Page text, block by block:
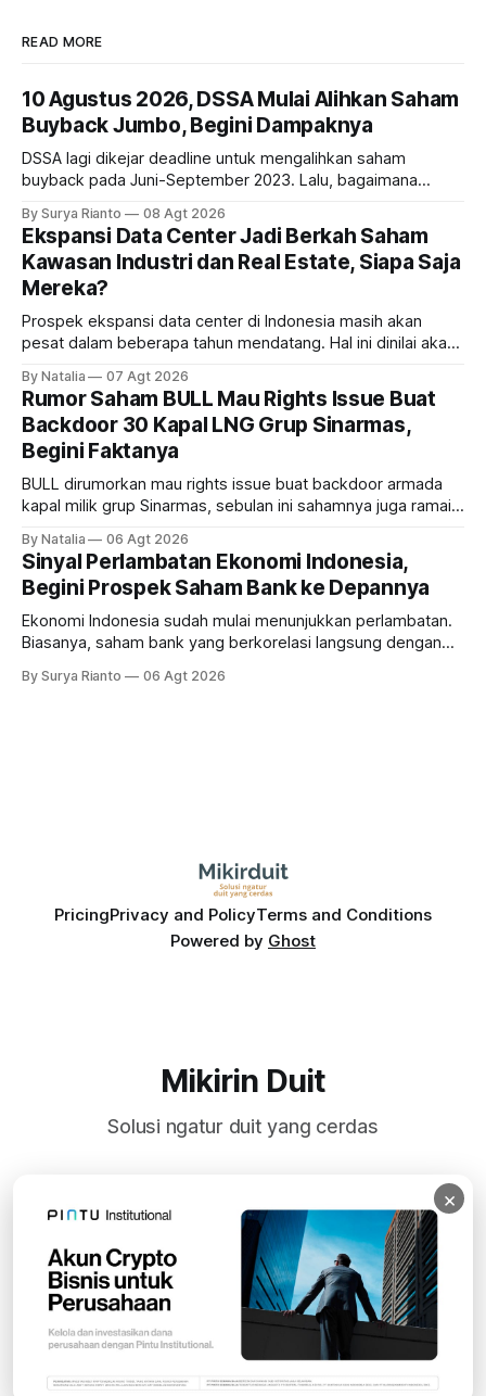
READ MORE
10 Agustus 2026, DSSA Mulai Alihkan Saham
Buyback Jumbo, Begini Dampaknya
DSSA lagi dikejar deadline untuk mengalihkan saham
buyback pada Juni-September 2023. Lalu, bagaimana
By Surya Rianto 08 Agt 2026
Ekspansi Data Center Jadi Berkah Saham
Kawasan Industri dan Real Estate, Siapa Saja
Mereka?
Prospek ekspansi data center di Indonesia masih akan
pesat dalam beberapa tahun mendatang. Hal ini dinilai akan
estate, ada siapa saja mereka?
By Natalia 07 Agt 2026
Rumor Saham BULL Mau Rights Issue Buat
Backdoor 30 Kapal LNG Grup Sinarmas,
Begini Faktanya
BULL dirumorkan mau rights issue buat backdoor armada
kapal milik grup Sinarmas, sebulan ini sahamnya juga ramai
masih menarik dilirik?
By Natalia 06 Agt 2026
Sinyal Perlambatan Ekonomi Indonesia,
Begini Prospek Saham Bank ke Depannya
Ekonomi Indonesia sudah mulai menunjukkan perlambatan.
Biasanya, saham bank yang berkorelasi langsung dengan
bank ke depannya?
By Surya Rianto 06 Agt 2026
PricingPrivacy and PolicyTerms and Conditions
Powered by Ghost
Mikirin Duit
Solusi ngatur duit yang cerdas
Subscribe
×